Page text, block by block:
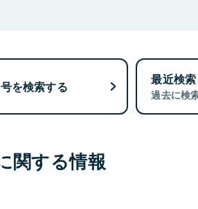
を検索する 最近検
過去に検
関する情報